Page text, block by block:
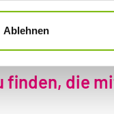
Ablehnen
Licht.
finden, die